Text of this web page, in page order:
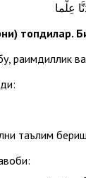
عِلْما
топдилар.
раҳимдиллик
таълим